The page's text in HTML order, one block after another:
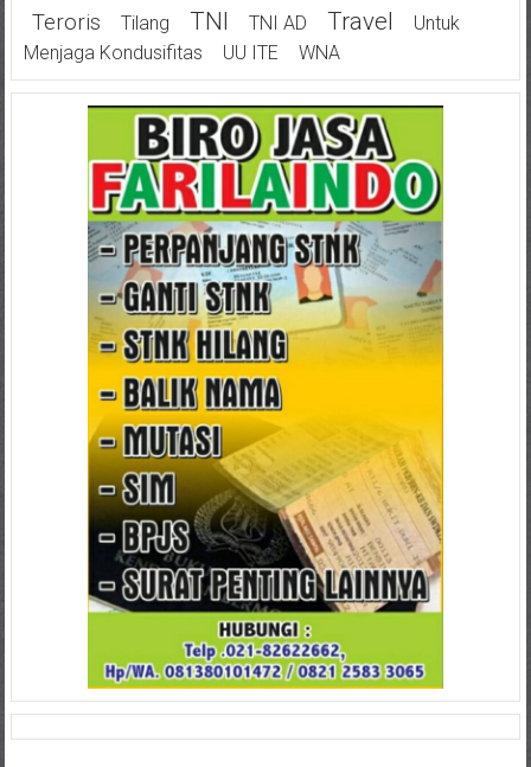
Teroris
Tilang TNI TNI AD Travel
Untuk
Menjaga Kondusifitas
UU ITE WNA